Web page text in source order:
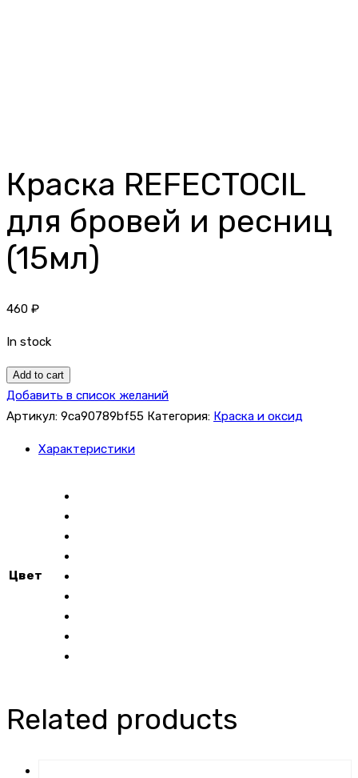
Краска REFECTOCIL
для бровей и ресниц
(15мл)
460 ₽
In stock
Краска
REFECTOCIL
для
Add to cart
Добавить в список желаний
Артикул: 9ca90789bf55 Категория: Краска и оксид
Характеристики
Цвет
Related products